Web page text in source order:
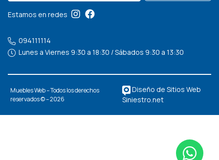
Estamos en redes
094111114
Lunes a Viernes 9:30 a 18:30 / Sábados 9:30 a 13:30
Muebles Web – Todos los derechos
reservados © – 2026
Diseño de Sitios Web
Siniestro.net